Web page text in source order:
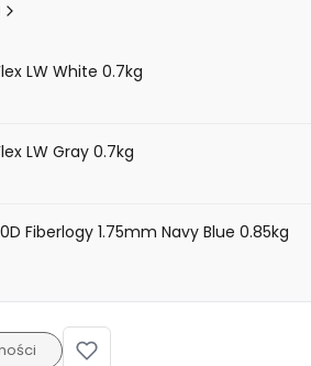
LW White 0.7kg
LW Gray 0.7kg
Fiberlogy 1.75mm Navy Blue 0.85kg